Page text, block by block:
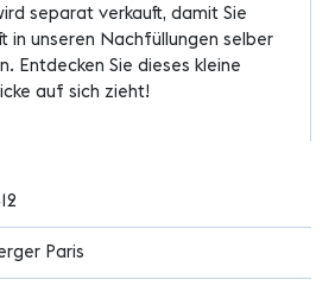
separat verkauft, damit Sie
in unseren Nachfüllungen selber
Entdecken Sie dieses kleine
auf sich zieht!
Paris